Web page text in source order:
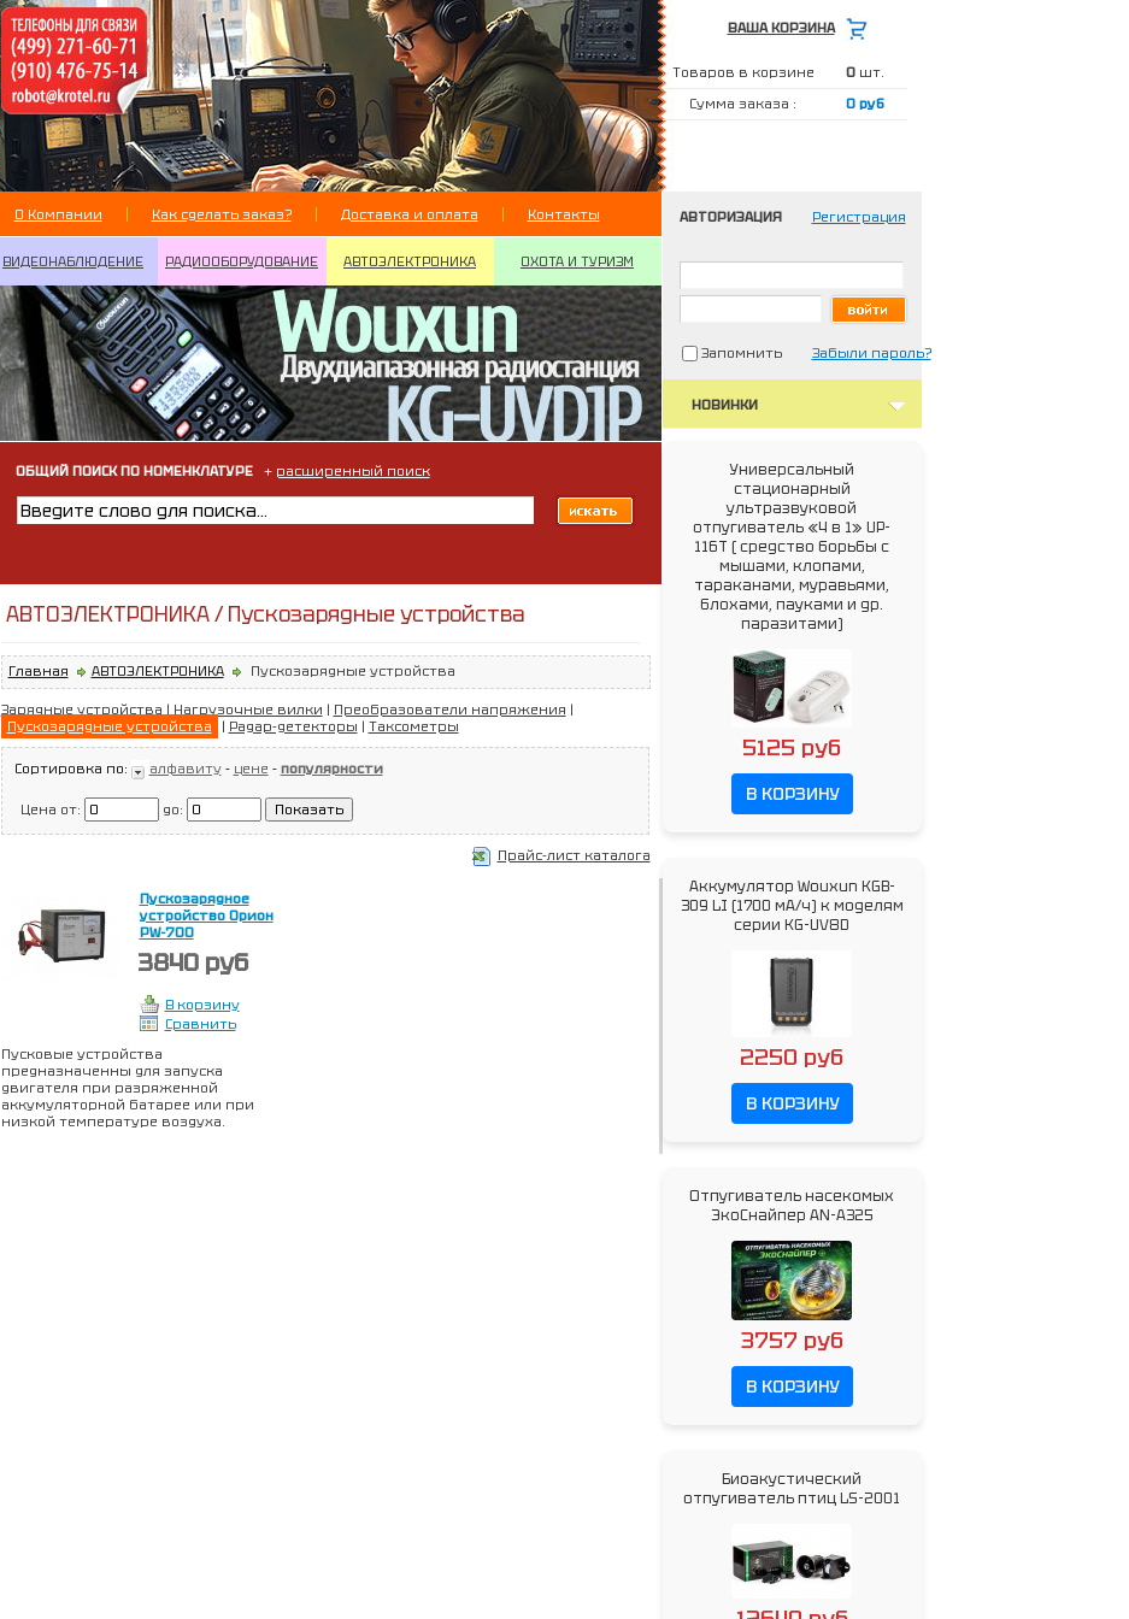
ВАША КОРЗИНА
Товаров в корзине 0 шт.
Сумма заказа :
0 руб
О Компании Как сделать заказ? Доставка и оплата Контакты
ВИДЕОНАБЛЮДЕНИЕ РАДИООБОРУДОВАНИЕ АВТОЭЛЕКТРОНИКА ОХОТА И ТУРИЗМ
ОБЩИЙ ПОИСК ПО НОМЕНКЛАТУРЕ+ расширенный поиск
АВТОЭЛЕКТРОНИКА / Пускозарядные устройства
Главная АВТОЭЛЕКТРОНИКА Пускозарядные устройства
Зарядные устройства | Нагрузочные вилки | Преобразователи напряжения |
Пускозарядные устройства
| Радар-детекторы | Таксометры
Сортировка по: алфавиту- цене - популярности
Цена от: до:
Прайс-лист каталога
Пускозарядное
устройство Орион
PW-700
3840 руб
В корзину
Сравнить
Пусковые устройства
предназначенны для запуска
двигателя при разряженной
аккумуляторной батарее или при
низкой температуре воздуха.
АВТОРИЗАЦИЯ Регистрация
Запомнить Забыли пароль?
НОВИНКИ
Универсальный
стационарный
ультразвуковой
отпугиватель «4 в 1» UP-
116T ( cредство борьбы с
мышами, клопами,
тараканами, муравьями,
блохами, пауками и др.
паразитами)
5125 руб
В КОРЗИНУ
Аккумулятор Wouxun KGB-
309 LI (1700 мА/ч) к моделям
серии KG-UV8D
2250 руб
В КОРЗИНУ
Отпугиватель насекомых
ЭкоСнайпер AN-A325
3757 руб
В КОРЗИНУ
Биоакустический
отпугиватель птиц LS-2001